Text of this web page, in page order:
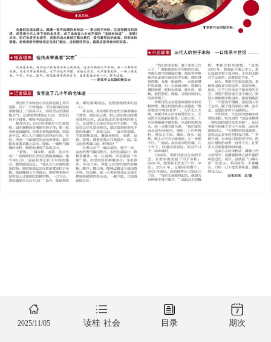
2025/11/05 读桂·社会 目录 期次